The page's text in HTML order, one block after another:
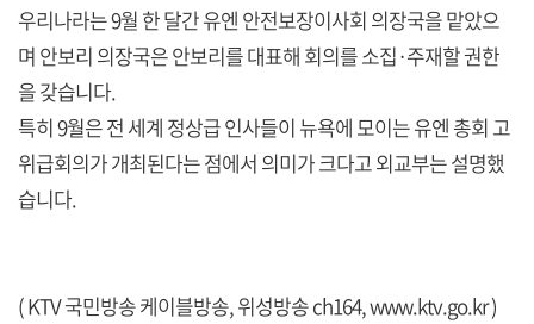
우리나라는 9월 한 달간 유엔 안전보장이사회 의장국을 맡았으
며 안보리 의장국은 안보리를 대표해 회의를 소집·주재할 권한
을 갖습니다.
특히 9월은 전 세계 정상급 인사들이 뉴욕에 모이는 유엔 총회 고
위급회의가 개최된다는 점에서 의미가 크다고 외교부는 설명했
습니다.
( KTV 국민방송 케이블방송, 위성방송 ch164,www.ktv.go.kr)